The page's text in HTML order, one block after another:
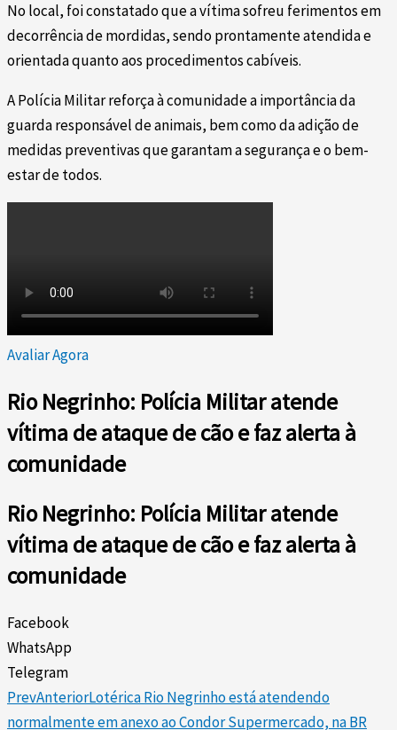
No local, foi constatado que a vítima sofreu ferimentos em
decorrência de mordidas, sendo prontamente atendida e
orientada quanto aos procedimentos cabíveis.
A Polícia Militar reforça à comunidade a importância da
guarda responsável de animais, bem como da adição de
medidas preventivas que garantam a segurança e o bem-
estar de todos.
Avaliar Agora
Rio Negrinho: Polícia Militar atende
vítima de ataque de cão e faz alerta à
comunidade
Rio Negrinho: Polícia Militar atende
vítima de ataque de cão e faz alerta à
comunidade
Facebook
WhatsApp
Telegram
PrevAnteriorLotérica Rio Negrinho está atendendo
normalmente em anexo ao Condor Supermercado, na BR